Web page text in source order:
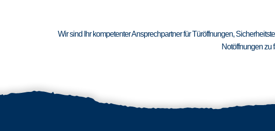
Wir sind Ihr kompetenter Ansprechpartner für Türöffnungen,
Notöffnungen zu